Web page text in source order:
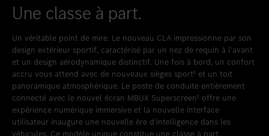
Une classe à part.
Un véritable point de mire. Le nouveau CLA impressionne par son
design extérieur sportif, caractérisé par un nez de requin à l'avant
et un design aérodynamique distinctif. Une fois à bord, un confort
accru vous attend avec de nouveaux sièges sport¹ et un toit
panoramique atmosphérique. Le poste de conduite entièrement
connecté avec le nouvel écran MBUX Superscreen¹ offre une
expérience numérique immersive et la nouvelle interface
utilisateur inaugure une nouvelle ère d'intelligence dans les